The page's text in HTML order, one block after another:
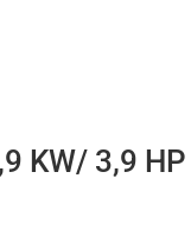
KW/ 3,9 HP